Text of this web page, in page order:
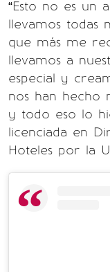
“Esto no es un
llevamos todas
que más me
llevamos a
especial y
nos han hecho
y todo eso lo
licenciada en
Hoteles por la